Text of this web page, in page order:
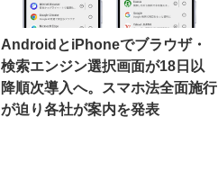
AndroidとiPhoneでブラウザ・
検索エンジン選択画面が18日以
降順次導入へ。スマホ法全面施行
が迫り各社が案内を発表